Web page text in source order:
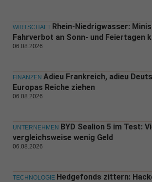
WIRTSCHAFT Rhein-Niedrigwasser:
Fahrverbot an Sonn- und Feiertagen
06.08.2026
FINANZEN Adieu Frankreich, adieu
Europas Reiche ziehen
06.08.2026
UNTERNEHMEN BYD Sealion 5 im Test:
vergleichsweise wenig Geld
06.08.2026
TECHNOLOGIE Hedgefonds zittern: